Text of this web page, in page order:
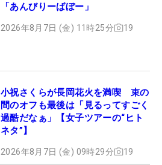
「あんびりーばぼー」
2026年8月7日 (金) 11時25分 19
小祝さくらが長岡花火を満喫 束の
間のオフも最後は「見るってすごく
過酷だなぁ」【女子ツアーの“ヒト
ネタ”】
2026年8月7日 (金) 09時29分 19